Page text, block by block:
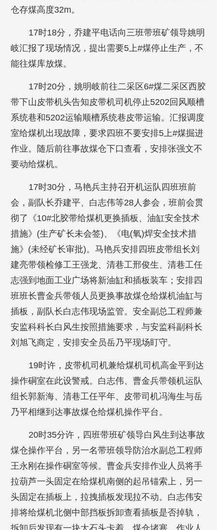
仓存煤高度32m。
17时18分，乔建平电话向三班带班矿领导姚明
岐汇报了现场情况，提出需要5上#煤停止生产，不
能往煤库放煤。
17时20分，姚明岐前往二采区6#煤二采区西胶
带下山皮带机头告知皮带机司机停止5202回风顺槽
系统巷和5202运输顺槽系统巷皮带运输。汇报调度
室给煤机出现故障，要求四班不要安排5上#煤掘进
作业。随后前往事故煤仓下口查看，安排张强文不
要动给煤机。
17时30分，马艳兵主持召开机运队四班班前
会，副队长乔建平、白志伟等28人参会，班前会贯
彻了《10#北胶带给煤机更换插板、油缸安全技术
措施》(生产矿长未会签)、《电(氧)焊安全技术措
施》(未经矿长审批)。马艳兵安排四班皮带组长刘
建亮带领检修工王强龙、清巷工邢俊生、清巷工任
志强到地面工业广场将新油缸和插板装车；安排四
班班长曹金兵带领人员更换事故煤仓给煤机油缸与
插板，副队长白志伟现场监管。安全副总工程师兼
安监科科长白风生按照措施要求，与安监科副科长
刘旭飞商定，安排安全员岳乃平现场盯守。
19时许，皮带机司机兼给煤机司机高金平到达
操作硐室在此设警戒。白志伟、曹金兵带领机运队
组长郭新海、清巷工任平年、皮带司机冯海生与岳
乃平相继到达事故煤仓给煤机操作平台。
20时35分许，四班带班矿领导白风生到达事故
煤仓操作平台，另一名带班领导防治水副总工程师
王永刚在操作硐室等候。曹金兵安排作业人员将手
拉葫芦一头固定在给煤机南侧的起吊锚索上，另一
头固定在插板上，拉拽插板发现拉不动。白志伟安
排将给煤机北侧中部挡板拆卸查看插板是否掉轨，